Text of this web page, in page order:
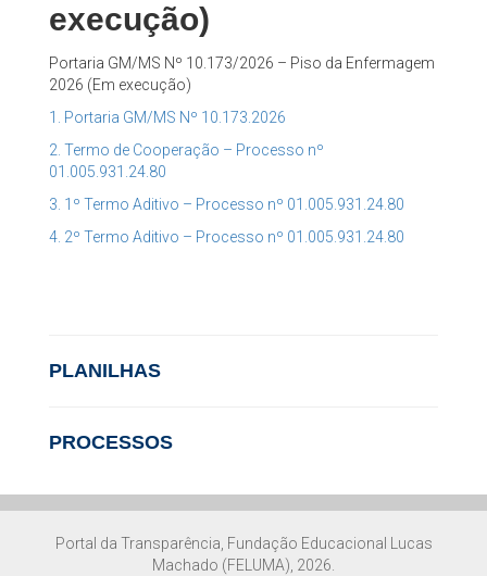
execução)
Portaria GM/MS Nº 10.173/2026 – Piso da Enfermagem
2026 (Em execução)
1. Portaria GM/MS Nº 10.173.2026
2. Termo de Cooperação – Processo nº
01.005.931.24.80
3. 1º Termo Aditivo – Processo nº 01.005.931.24.80
4. 2º Termo Aditivo – Processo nº 01.005.931.24.80
PLANILHAS
PROCESSOS
Portal da Transparência, Fundação Educacional Lucas
Machado (FELUMA), 2026.